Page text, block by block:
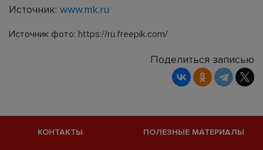
Источник: www.mk.ru
Источник фото: https://ru.freepik.com/
Поделиться записью
КОНТАКТЫ ПОЛЕЗНЫЕ МАТЕРИАЛЫ